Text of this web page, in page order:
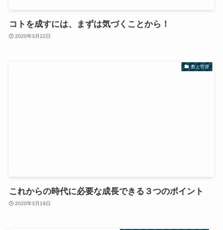
コトを成すには、まずは気づくことから！
2020年3月22日
数と管理
これからの時代に必要な成長できる３つのポイント
2020年3月19日